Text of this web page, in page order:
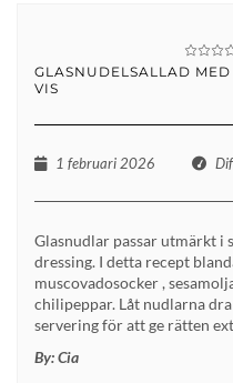
GLASNUDELSALLAD
VIS
1 februari 2026
Glasnudlar passar utmärkt i
dressing. I detta recept
muscovadosocker ,
chilipeppar. Låt nudlarna
servering för att ge rätten
By:Cia